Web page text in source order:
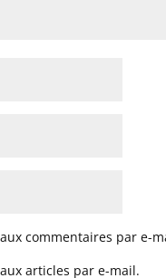
commentaires par e-
articles par e-mail.